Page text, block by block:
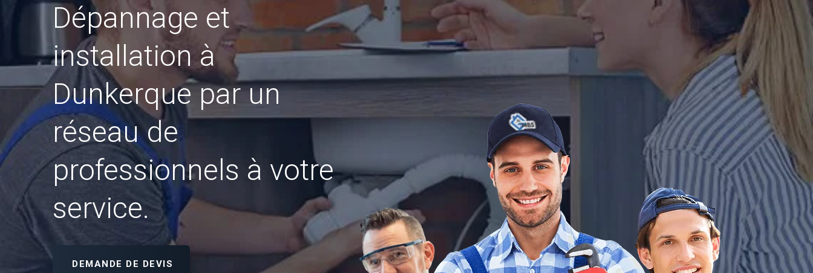
Dépannage et
installation à
Dunkerque par un
réseau de
professionnels à votre
service.
DEMANDE DE DEVIS